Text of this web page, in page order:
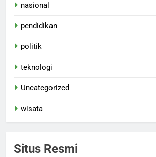
nasional
pendidikan
politik
teknologi
Uncategorized
wisata
Situs Resmi